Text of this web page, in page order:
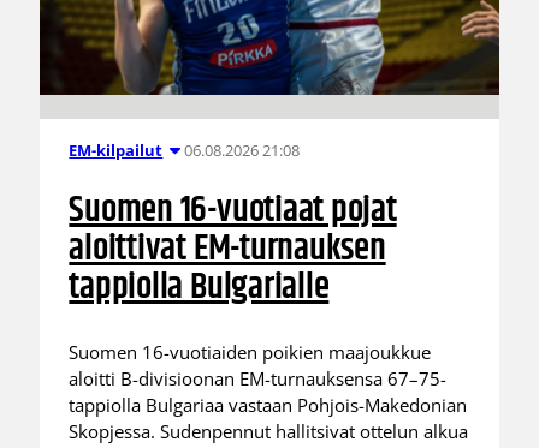
EM-kilpailut 06.08.2026 21:08
Suomen 16-vuotiaat pojat
aloittivat EM-turnauksen
tappiolla Bulgarialle
Suomen 16-vuotiaiden poikien maajoukkue
aloitti B-divisioonan EM-turnauksensa 67–75-
tappiolla Bulgariaa vastaan Pohjois-Makedonian
Skopjessa. Sudenpennut hallitsivat ottelun alkua